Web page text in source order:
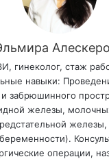
гинеколог, стаж
навыки:
забрюшинного
железы,
операции,